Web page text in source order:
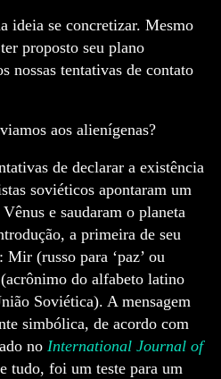
ideia se concretizar. Mesmo
proposto seu plano
nossas tentativas de contato
aos alienígenas?
de declarar a existência
soviéticos apontaram um
e saudaram o planeta
a primeira de seu
(russo para ‘paz’ ou
do alfabeto latino
Soviética). A mensagem
simbólica, de acordo com
no International Journal of
tudo, foi um teste para um